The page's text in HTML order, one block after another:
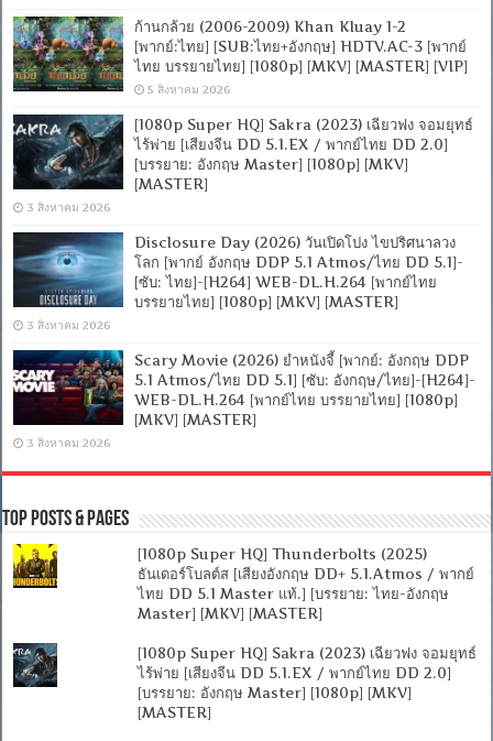
PGS
คม
ชัด]
[MASTER]
[MKV]
ก้านกล้วย (2006-2009) Khan Kluay 1-2
[พากย์:ไทย] [SUB:ไทย+อังกฤษ] HDTV.AC-3 [พากย์
ไทย บรรยายไทย] [1080p] [MKV] [MASTER] [VIP]
5 สิงหาคม 2026
[1080p Super HQ] Sakra (2023) เฉียวฟง จอมยุทธ์
ไร้พ่าย [เสียงจีน DD 5.1.EX / พากย์ไทย DD 2.0]
[บรรยาย: อังกฤษ Master] [1080p] [MKV]
[MASTER]
3 สิงหาคม 2026
Disclosure Day (2026) วันเปิดโปง ไขปริศนาลวง
โลก [พากย์ อังกฤษ DDP 5.1 Atmos/ไทย DD 5.1]-
[ซับ: ไทย]-[H264] WEB-DL.H.264 [พากย์ไทย
บรรยายไทย] [1080p] [MKV] [MASTER]
3 สิงหาคม 2026
Scary Movie (2026) ยำหนังจี้ [พากย์: อังกฤษ DDP
5.1 Atmos/ไทย DD 5.1] [ซับ: อังกฤษ/ไทย]-[H264]-
WEB-DL.H.264 [พากย์ไทย บรรยายไทย] [1080p]
[MKV] [MASTER]
3 สิงหาคม 2026
Top Posts & Pages
[1080p Super HQ] Thunderbolts (2025)
ธันเดอร์โบลต์ส [เสียงอังกฤษ DD+ 5.1.Atmos / พากย์
ไทย DD 5.1 Master แท้.] [บรรยาย: ไทย-อังกฤษ
Master] [MKV] [MASTER]
[1080p Super HQ] Sakra (2023) เฉียวฟง จอมยุทธ์
ไร้พ่าย [เสียงจีน DD 5.1.EX / พากย์ไทย DD 2.0]
[บรรยาย: อังกฤษ Master] [1080p] [MKV]
[MASTER]